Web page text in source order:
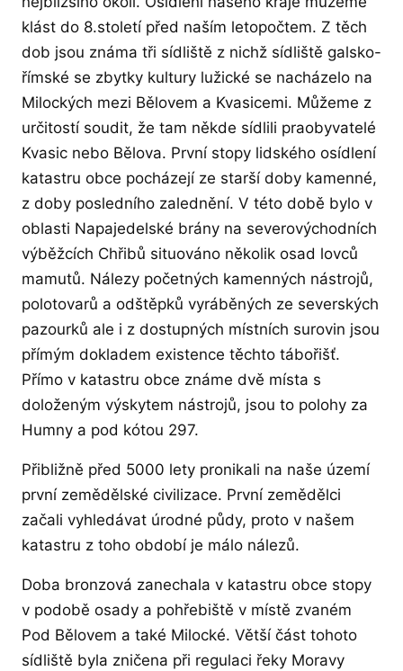
klást do 8.století před naším letopočtem. Z těch
dob jsou známa tři sídliště z nichž sídliště galsko-
římské se zbytky kultury lužické se nacházelo na
Milockých mezi Bělovem a Kvasicemi. Můžeme z
určitostí soudit, že tam někde sídlili praobyvatelé
Kvasic nebo Bělova. První stopy lidského osídlení
katastru obce pocházejí ze starší doby kamenné,
z doby posledního zalednění. V této době bylo v
oblasti Napajedelské brány na severovýchodních
výběžcích Chřibů situováno několik osad lovců
mamutů. Nálezy početných kamenných nástrojů,
polotovarů a odštěpků vyráběných ze severských
pazourků ale i z dostupných místních surovin jsou
přímým dokladem existence těchto tábořišť.
Přímo v katastru obce známe dvě místa s
doloženým výskytem nástrojů, jsou to polohy za
Humny a pod kótou 297.
Přibližně před 5000 lety pronikali na naše území
první zemědělské civilizace. První zemědělci
začali vyhledávat úrodné půdy, proto v našem
katastru z toho období je málo nálezů.
Doba bronzová zanechala v katastru obce stopy
v podobě osady a pohřebiště v místě zvaném
Pod Bělovem a také Milocké. Větší část tohoto
sídliště byla zničena při regulaci řeky Moravy